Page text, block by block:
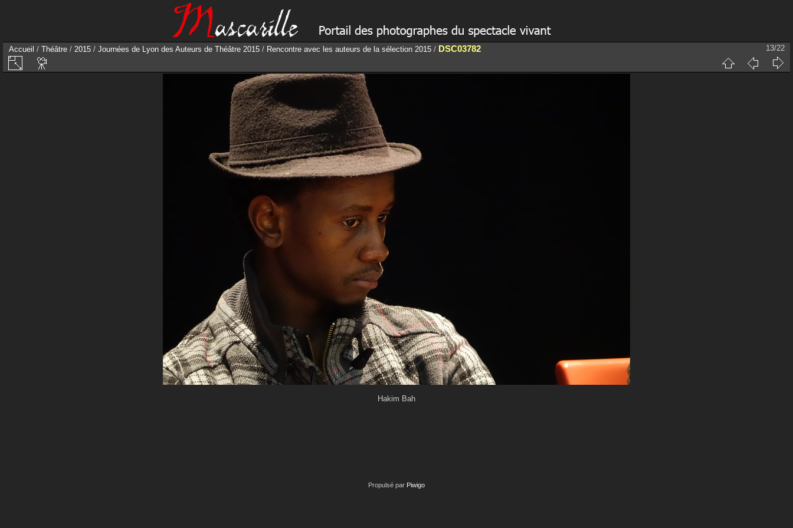
Accueil / Théâtre / 2015 / Journées de Lyon des Auteurs de Théâtre 2015 / Rencontre avec les auteurs de la sélection 2015 / DSC03782 13/22
Hakim Bah
Propulsé par Piwigo